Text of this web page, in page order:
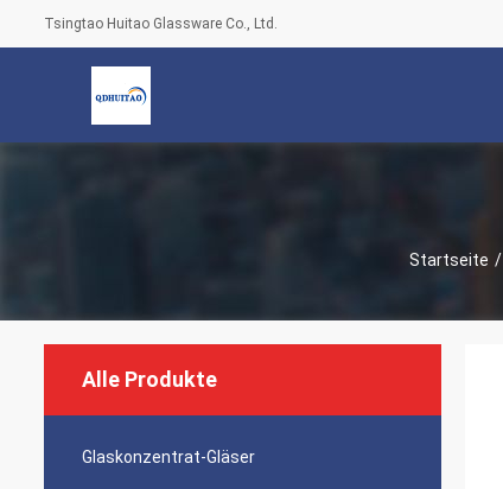
Tsingtao Huitao Glassware Co., Ltd.
Startseite /
Alle Produkte
Glaskonzentrat-Gläser